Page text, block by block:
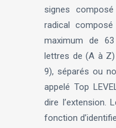
signes
radical
maximum de
lettres de (A à
9), séparés ou
appelé Top
dire l’extension.
fonction